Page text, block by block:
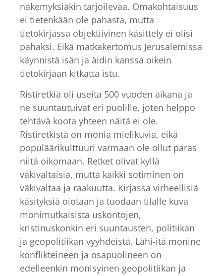
näkemyksiäkin tarjoilevaa. Omakohtaisuus
ei tietenkään ole pahasta, mutta
tietokirjassa objektiivinen käsittely ei olisi
pahaksi. Eikä matkakertomus Jerusalemissa
käynnistä isän ja äidin kanssa oikein
tietokirjaan kitkatta istu.
Ristiretkiä oli useita 500 vuoden aikana ja
ne suuntautuivat eri puolille, joten helppo
tehtävä koota yhteen näitä ei ole.
Ristiretkistä on monia mielikuvia, eikä
populäärikulttuuri varmaan ole ollut paras
niitä oikomaan. Retket olivat kyllä
väkivaltaisia, mutta kaikki sotiminen on
väkivaltaa ja raakuutta. Kirjassa virheellisiä
käsityksiä oiotaan ja tuodaan tilalle kuva
monimutkaisista uskontojen,
kristinuskonkin eri suuntausten, politiikan
ja geopolitiikan vyyhdeistä. Lähi-itä monine
konflikteineen ja osapuolineen on
edelleenkin monisyinen geopolitiikan ja